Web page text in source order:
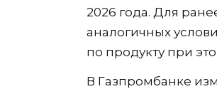
2026 года. Для
аналогичных
по продукту при
В Газпромбанке